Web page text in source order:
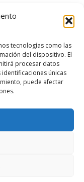
tecnologías como las
del dispositivo. El
procesar datos
únicas
puede afectar